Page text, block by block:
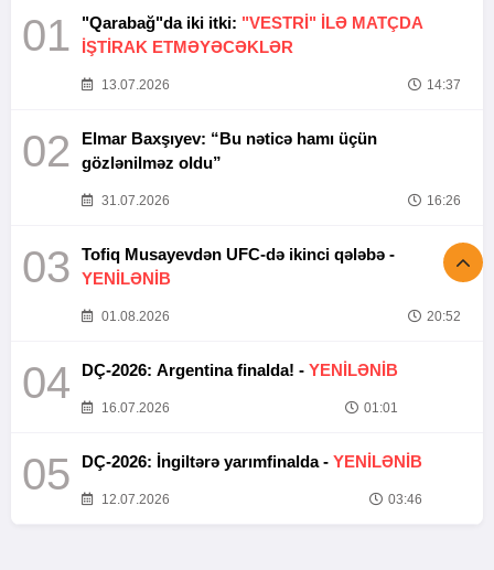
01 "Qarabağ"da iki itki: "VESTRİ" İLƏ MATÇDA
İŞTİRAK ETMƏYƏCƏKLƏR
13.07.2026 14:37
02
Elmar Baxşıyev: “Bu nəticə hamı üçün
gözlənilməz oldu”
31.07.2026 16:26
03
Tofiq Musayevdən UFC-də ikinci qələbə -
YENİLƏNİB
01.08.2026 20:52
04 DÇ-2026: Argentina finalda! - YENİLƏNİB
16.07.2026 01:01
05 DÇ-2026: İngiltərə yarımfinalda - YENİLƏNİB
12.07.2026 03:46